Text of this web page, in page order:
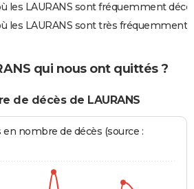
les LAURANS sont fréquemment
les LAURANS sont très fréquemment
qui nous ont quittés ?
de décès de LAURANS
nombre de décès (source :